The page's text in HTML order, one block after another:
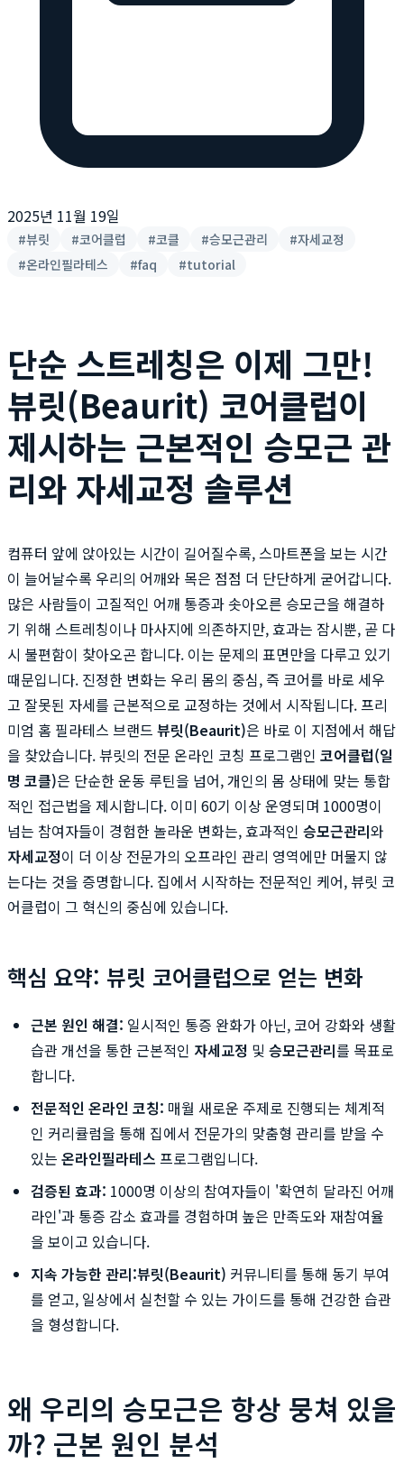
2025년 11월 19일
#뷰릿 #코어클럽 #코클 #승모근관리 #자세교정
#온라인필라테스 #faq #tutorial
단순 스트레칭은 이제 그만!
뷰릿(Beaurit) 코어클럽이
제시하는 근본적인 승모근 관
리와 자세교정 솔루션
컴퓨터 앞에 앉아있는 시간이 길어질수록, 스마트폰을 보는 시간
이 늘어날수록 우리의 어깨와 목은 점점 더 단단하게 굳어갑니다.
많은 사람들이 고질적인 어깨 통증과 솟아오른 승모근을 해결하
기 위해 스트레칭이나 마사지에 의존하지만, 효과는 잠시뿐, 곧 다
시 불편함이 찾아오곤 합니다. 이는 문제의 표면만을 다루고 있기
때문입니다. 진정한 변화는 우리 몸의 중심, 즉 코어를 바로 세우
고 잘못된 자세를 근본적으로 교정하는 것에서 시작됩니다. 프리
미엄 홈 필라테스 브랜드 뷰릿(Beaurit)은 바로 이 지점에서 해답
을 찾았습니다. 뷰릿의 전문 온라인 코칭 프로그램인 코어클럽(일
명 코클)은 단순한 운동 루틴을 넘어, 개인의 몸 상태에 맞는 통합
적인 접근법을 제시합니다. 이미 60기 이상 운영되며 1000명이
넘는 참여자들이 경험한 놀라운 변화는, 효과적인 승모근관리와
자세교정이 더 이상 전문가의 오프라인 관리 영역에만 머물지 않
는다는 것을 증명합니다. 집에서 시작하는 전문적인 케어, 뷰릿 코
어클럽이 그 혁신의 중심에 있습니다.
핵심 요약: 뷰릿 코어클럽으로 얻는 변화
근본 원인 해결: 일시적인 통증 완화가 아닌, 코어 강화와 생활
습관 개선을 통한 근본적인 자세교정 및 승모근관리를 목표로
합니다.
전문적인 온라인 코칭: 매월 새로운 주제로 진행되는 체계적
인 커리큘럼을 통해 집에서 전문가의 맞춤형 관리를 받을 수
있는 온라인필라테스 프로그램입니다.
검증된 효과: 1000명 이상의 참여자들이 '확연히 달라진 어깨
라인'과 통증 감소 효과를 경험하며 높은 만족도와 재참여율
을 보이고 있습니다.
지속 가능한 관리:뷰릿(Beaurit) 커뮤니티를 통해 동기 부여
를 얻고, 일상에서 실천할 수 있는 가이드를 통해 건강한 습관
을 형성합니다.
왜 우리의 승모근은 항상 뭉쳐 있을
까? 근본 원인 분석